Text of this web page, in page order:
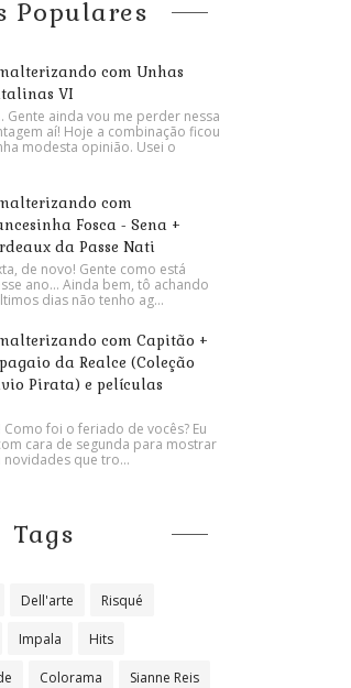
Populares
com Unhas
VI
Gente ainda vou me perder nessa
aí! Hoje a combinação ficou
modesta opinião. Usei o
com
Fosca - Sena +
da Passe Nati
de novo! Gente como está
ano... Ainda bem, tô achando
dias não tenho ag...
com Capitão +
da Realce (Coleção
Pirata) e películas
foi o feriado de vocês? Eu
cara de segunda para mostrar
que tro...
Tags
Dell'arte Risqué
Impala Hits
Colorama Sianne Reis